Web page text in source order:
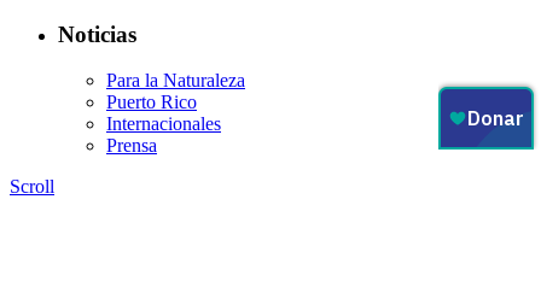
Noticias
Para la Naturaleza
Puerto Rico
Internacionales
Prensa
Scroll